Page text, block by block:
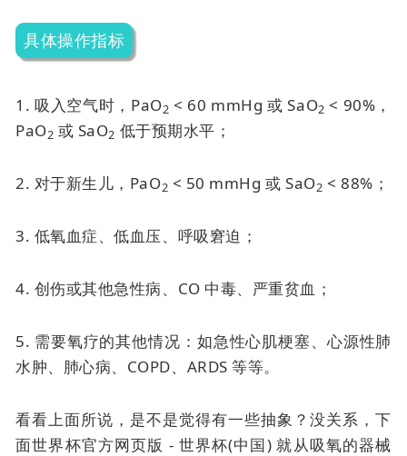
具体操作指标
1. 吸入空气时，PaO2 < 60 mmHg 或 SaO2 < 90%，
PaO2 或 SaO2 低于预期水平；
2. 对于新生儿，PaO2 < 50 mmHg 或 SaO2 < 88%；
3. 低氧血症、低血压、呼吸窘迫；
4. 创伤或其他急性病、CO 中毒、严重贫血；
5. 需要氧疗的其他情况：如急性心肌梗塞、心源性肺
水肿、肺心病、COPD、ARDS 等等。
看看上面所说，是不是觉得有一些抽象？没关系，下
面世界杯官方网页版 - 世界杯(中国) 就从吸氧的器械